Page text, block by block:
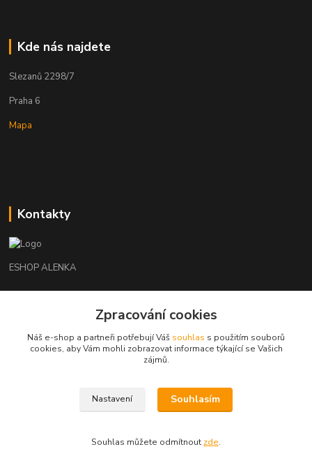
Kde nás najdete
Slezanů 2298/7
Praha 6
Mapa
Kontakty
ESHOP ALENKA
+420602541312
orechovka@inmes.cz
Zpracování cookies
Náš e-shop a partneři potřebují Váš souhlas s použitím souborů
cookies, aby Vám mohli zobrazovat informace týkající se Vašich
zájmů.
Nastavení Souhlasím
Souhlas můžete odmítnout zde.